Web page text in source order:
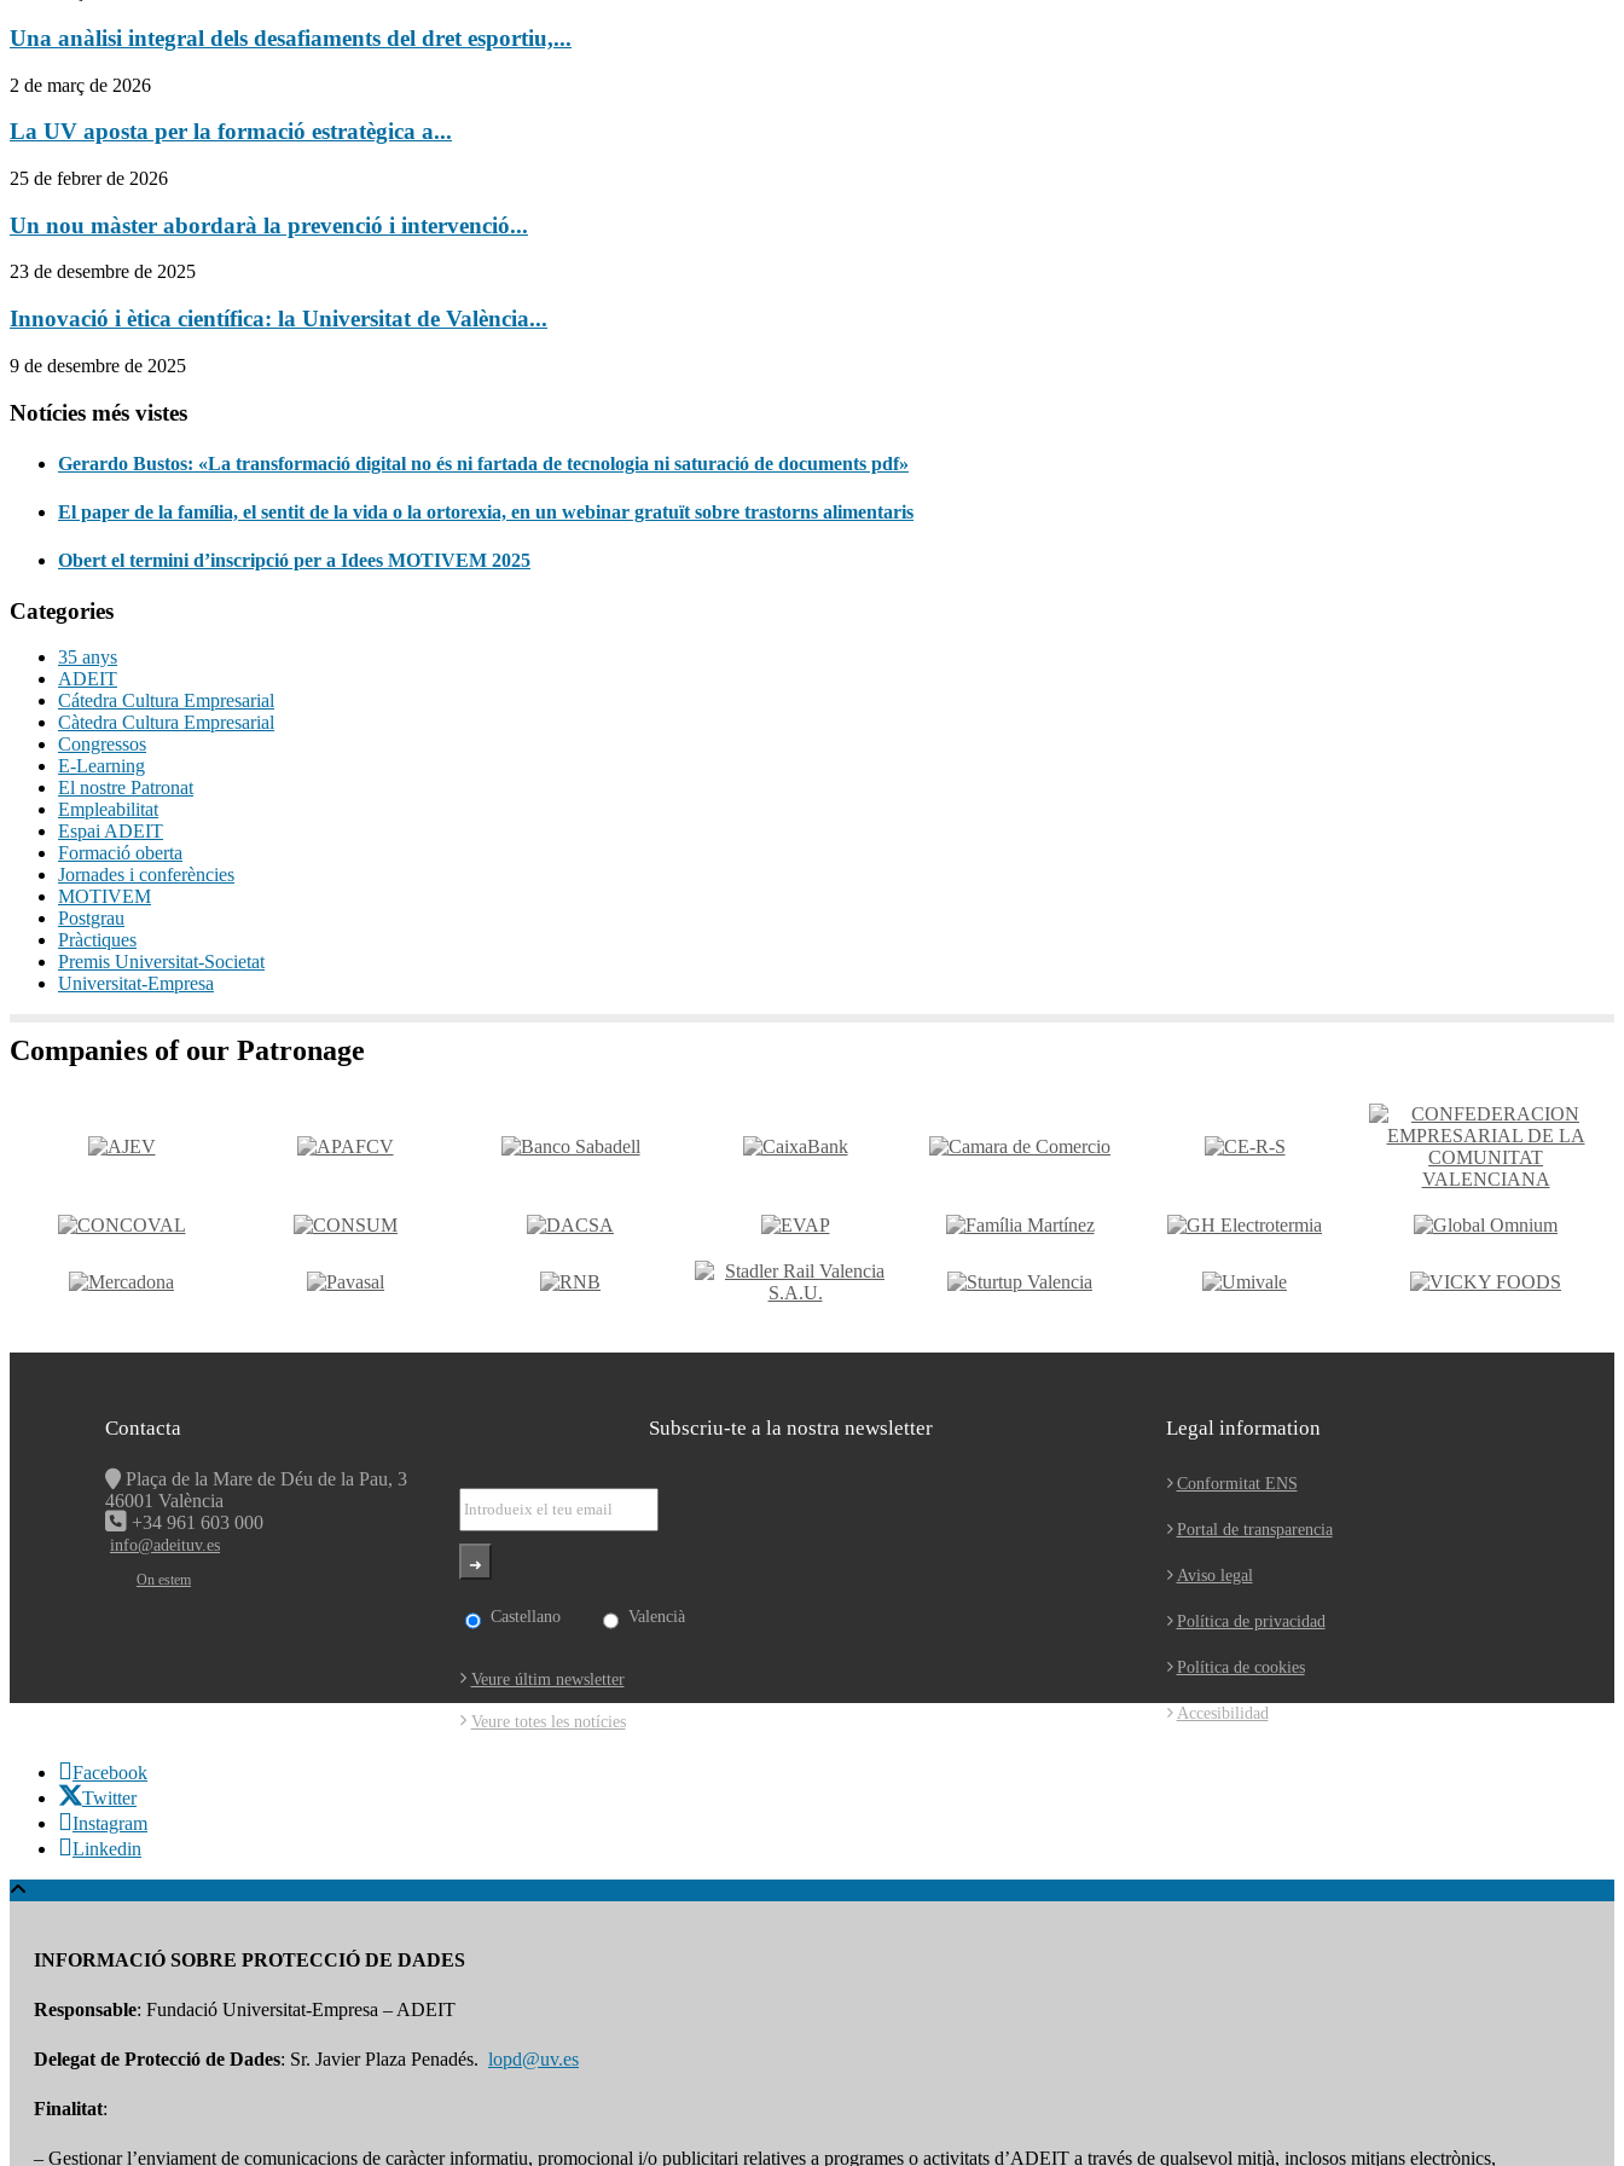
Una anàlisi integral dels desafiaments del dret esportiu,...
2 de març de 2026
La UV aposta per la formació estratègica a...
25 de febrer de 2026
Un nou màster abordarà la prevenció i intervenció...
23 de desembre de 2025
Innovació i ètica científica: la Universitat de València...
9 de desembre de 2025
Notícies més vistes
Gerardo Bustos: «La transformació digital no és ni fartada de tecnologia ni saturació de documents pdf»
El paper de la família, el sentit de la vida o la ortorexia, en un webinar gratuït sobre trastorns alimentaris
Obert el termini d’inscripció per a Idees MOTIVEM 2025
Categories
35 anys
ADEIT
Cátedra Cultura Empresarial
Càtedra Cultura Empresarial
Congressos
E-Learning
El nostre Patronat
Empleabilitat
Espai ADEIT
Formació oberta
Jornades i conferències
MOTIVEM
Postgrau
Pràctiques
Premis Universitat-Societat
Universitat-Empresa
Companies of our Patronage
Contacta
Plaça de la Mare de Déu de la Pau, 3
46001 València
+34 961 603 000
info@adeituv.es
On estem
Legal information
Conformitat ENS
Portal de transparencia
Aviso legal
Política de privacidad
Política de cookies
Accesibilidad
Subscriu-te a la nostra newsletter
Castellano Valencià
Veure últim newsletter
Veure totes les notícies
Facebook
Twitter
Instagram
Linkedin
INFORMACIÓ SOBRE PROTECCIÓ DE DADES
Responsable: Fundació Universitat-Empresa – ADEIT
Delegat de Protecció de Dades: Sr. Javier Plaza Penadés. lopd@uv.es
Finalitat:
– Gestionar l’enviament de comunicacions de caràcter informatiu, promocional i/o publicitari relatives a programes o activitats d’ADEIT a través de qualsevol mitjà, inclosos mitjans electrònics,